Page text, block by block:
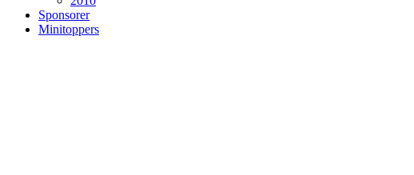
Sponsorer
Minitoppers